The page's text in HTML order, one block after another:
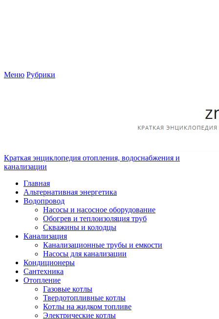
Меню Рубрики
Краткая энциклопедия отопления, водоснабжения и
канализации
Главная
Альтернативная энергетика
Водопровод
Насосы и насосное оборудование
Обогрев и теплоизоляция труб
Скважины и колодцы
Канализация
Канализационные трубы и емкости
Насосы для канализации
Кондиционеры
Сантехника
Отопление
Газовые котлы
Твердотопливные котлы
Котлы на жидком топливе
Электрические котлы